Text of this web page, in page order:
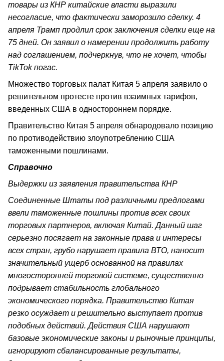
товары из КНР китайские власти выразили
несогласие, что фактически заморозило сделку. 4
апреля Трамп продлил срок заключения сделки еще на
75 дней. Он заявил о намерении продолжить работу
над соглашением, подчеркнув, что не хочет, чтобы
TikTok погас.
Множество торговых палат Китая 5 апреля заявило о
решительном протесте против взаимных тарифов,
введенных США в одностороннем порядке.
Правительство Китая 5 апреля обнародовало позицию
по противодействию злоупотреблению США
таможенными пошлинами.
Справочно
Выдержки из заявления правительства КНР
Соединенные Штаты под различными предлогами
ввели таможенные пошлины против всех своих
торговых партнеров, включая Китай. Данный шаг
серьезно посягает на законные права и интересы
всех стран, грубо нарушает правила ВТО, наносит
значительный ущерб основанной на правилах
многосторонней торговой системе, существенно
подрывает стабильность глобального
экономического порядка. Правительство Китая
резко осуждает и решительно выступает против
подобных действий. Действия США нарушают
базовые экономические законы и рыночные принципы,
игнорируют сбалансированные результаты,